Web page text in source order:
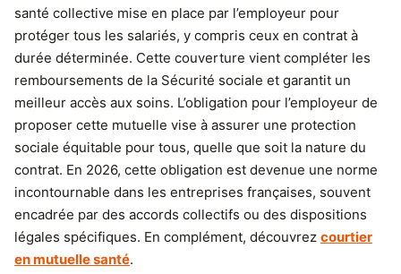
santé collective mise en place par l’employeur pour
protéger tous les salariés, y compris ceux en contrat à
durée déterminée. Cette couverture vient compléter les
remboursements de la Sécurité sociale et garantit un
meilleur accès aux soins. L’obligation pour l’employeur de
proposer cette mutuelle vise à assurer une protection
sociale équitable pour tous, quelle que soit la nature du
contrat. En 2026, cette obligation est devenue une norme
incontournable dans les entreprises françaises, souvent
encadrée par des accords collectifs ou des dispositions
légales spécifiques. En complément, découvrez courtier
en mutuelle santé.